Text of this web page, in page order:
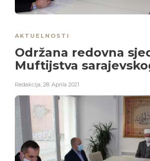
AKTUELNOSTI
Održana redovna
Muftijstva
Redakcija, 28. Aprila 2021.